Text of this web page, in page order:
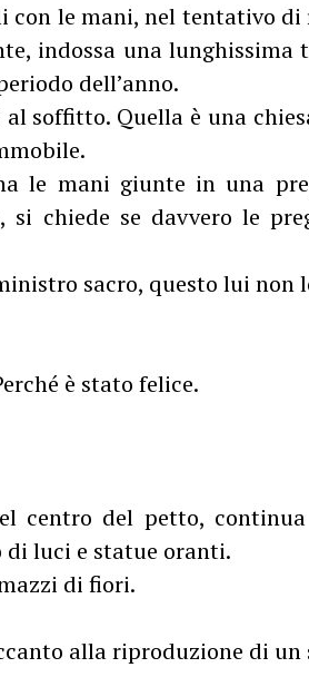
con le mani, nel tentativo
indossa una
dell’anno.
soffitto. Quella è una
le mani giunte in una
chiede se davvero le
sacro, questo lui non
è stato felice.
centro del petto,
luci e statue oranti.
di fiori.
alla riproduzione di un